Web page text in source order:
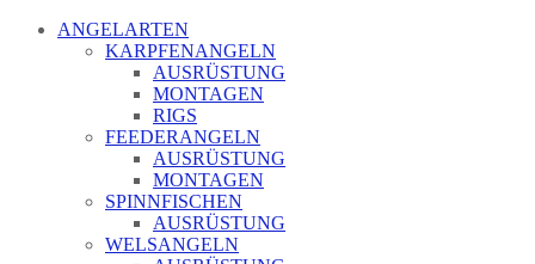
ANGELARTEN
KARPFENANGELN
AUSRÜSTUNG
MONTAGEN
RIGS
FEEDERANGELN
AUSRÜSTUNG
MONTAGEN
SPINNFISCHEN
AUSRÜSTUNG
WELSANGELN